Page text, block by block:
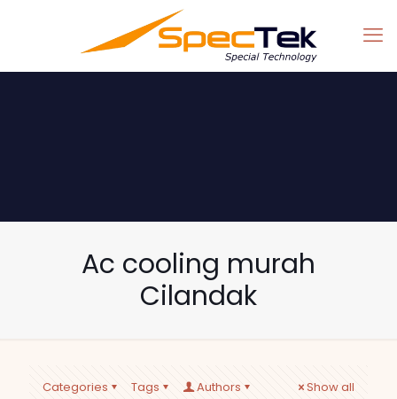
Ac cooling murah
Cilandak
Categories Tags Authors Show all